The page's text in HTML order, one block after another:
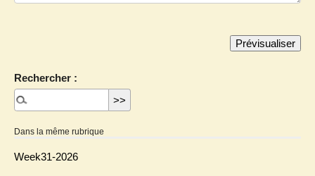
Rechercher :
Dans la même rubrique
Week31-2026